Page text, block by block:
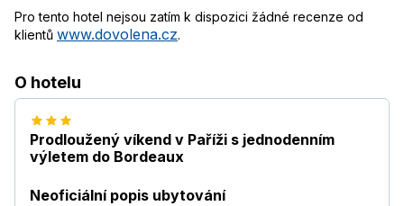
Pro tento hotel nejsou zatím k dispozici žádné recenze od
klientů www.dovolena.cz.
O hotelu
Prodloužený víkend v Paříži s jednodenním
výletem do Bordeaux
Neoficiální popis ubytování